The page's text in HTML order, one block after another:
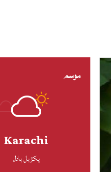
موسم
Karachi
پکڙيل بادل